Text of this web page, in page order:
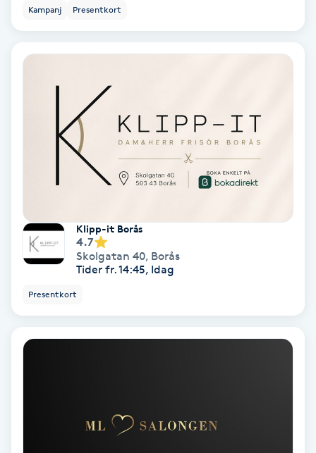
Pensionärklippning
Permanent
Permanent hårborttagning
Permanent ögonbrynsmakeup
Personal shopper
Picolaser
Kampanj Presentkort
Klipp-it Borås
4.7
Skolgatan 40, Borås
Tider fr. 14:45, Idag
Presentkort